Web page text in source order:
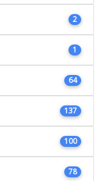
2
1
64
137
100
78